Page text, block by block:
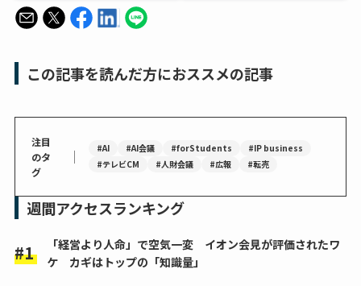
この記事を読んだ方におススメの記事
注目
のタ
グ
｜ #AI #AI会議 #forStudents
#IP business
#テレビCM
#人財会議 #広報 #転売
週間アクセスランキング
「経営より人命」で空気一変 イオン会見が評価されたワ
ケ カギはトップの「知識量」